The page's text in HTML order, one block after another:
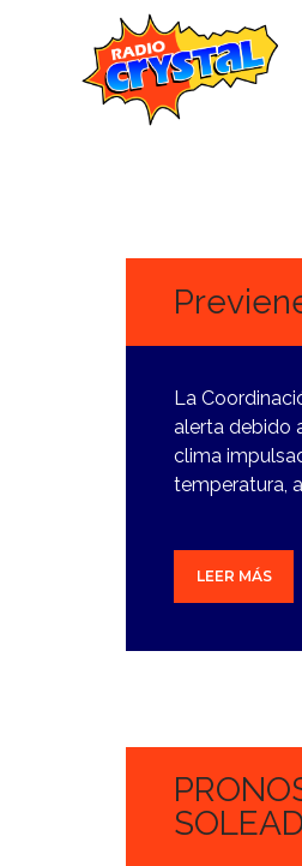
La
alerta debido
clima
temperatura,
LEER MÁS